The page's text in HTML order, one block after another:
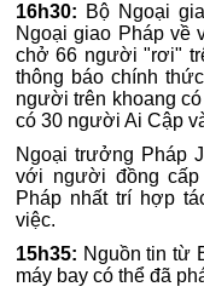
16h30: Bộ Ngoại
Ngoại giao Pháp về
chở 66 người "rơi"
thông báo chính
người trên khoang
có 30 người Ai Cập
Ngoại trưởng Pháp
với người đồng
Pháp nhất trí hợp
việc.
15h35: Nguồn tin từ
máy bay có thể đã